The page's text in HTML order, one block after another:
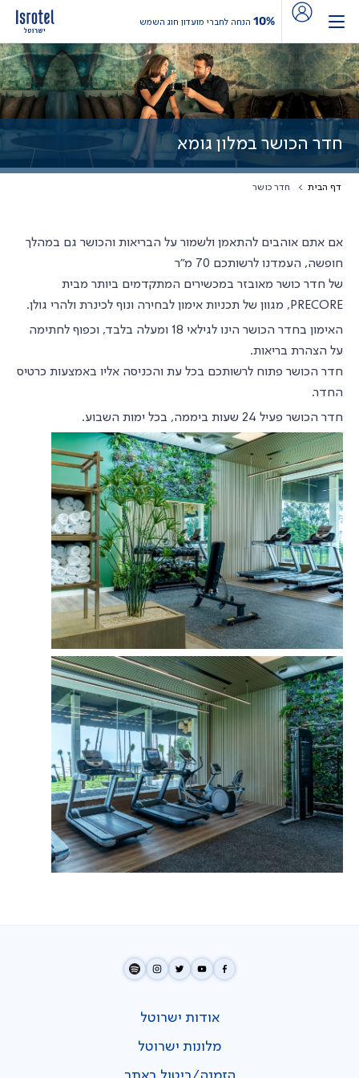
10% הנחה לחברי מועדון חוג השמש
חדר הכושר במלון גומא
דף הבית חדר כושר
אם אתם אוהבים להתאמן ולשמור על הבריאות והכושר גם במהלך
חופשה, העמדנו לרשותכם 70 מ״ר
של חדר כושר מאובזר במכשירים המתקדמים ביותר מבית
PRECORE, מגוון של תכניות אימון לבחירה ונוף לכינרת ולהרי גולן.
האימון בחדר הכושר הינו לגילאי 18 ומעלה בלבד, וכפוף לחתימה
על הצהרת בריאות.
חדר הכושר פתוח לרשותכם בכל עת והכניסה אליו באמצעות כרטיס
החדר.
חדר הכושר פעיל 24 שעות ביממה, בכל ימות השבוע.
אודות ישרוטל
מלונות ישרוטל